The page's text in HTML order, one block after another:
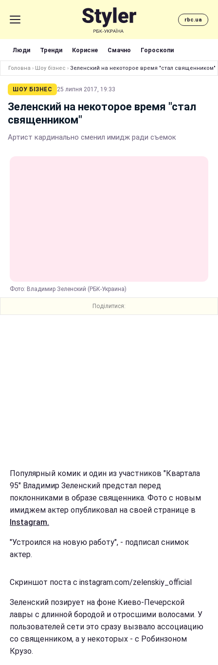
rbc.ua
Люди Тренди Корисне Смачно Гороскопи
Головна › Шоу бізнес › Зеленский на некоторое время "стал священником"
ШОУ БІЗНЕС 25 липня 2017, 19:33
Зеленский на некоторое время "стал
священником"
Артист кардинально сменил имидж ради съемок
Фото: Владимир Зеленский (РБК-Украина)
Поділитися:
Популярный комик и один из участников "Квартала
95" Владимир Зеленский предстал перед
поклонниками в образе священника. Фото с новым
имиджем актер опубликовал на своей странице в
Instagram.
"Устроился на новую работу", - подписал снимок
актер.
Скриншот поста с instagram.com/zelenskiy_official
Зеленский позирует на фоне Киево-Печерской
лавры с длинной бородой и отросшими волосами. У
пользователей сети это сразу вызвало ассоциацию
со священником, а у некоторых - с Робинзоном
Крузо.